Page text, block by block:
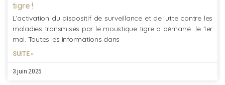
tigre !
L’activation du dispositif de surveillance et de lutte contre les
maladies transmises par le moustique tigre a démarré le 1er
mai. Toutes les informations dans
SUITE »
3 juin 2025